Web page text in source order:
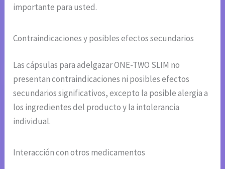
importante para usted.
Contraindicaciones y posibles efectos secundarios
Las cápsulas para adelgazar ONE-TWO SLIM no
presentan contraindicaciones ni posibles efectos
secundarios significativos, excepto la posible alergia a
los ingredientes del producto y la intolerancia
individual.
Interacción con otros medicamentos